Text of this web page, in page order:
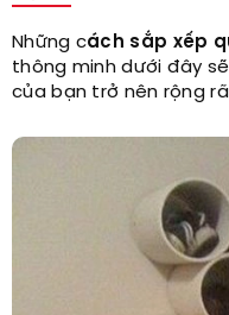
Những cách sắp xếp
thông minh dưới đây
của bạn trở nên rộng